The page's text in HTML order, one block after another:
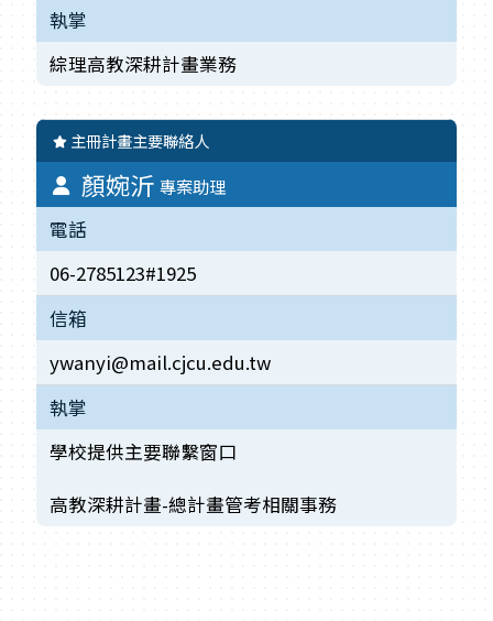
執掌
綜理高教深耕計畫業務
主冊計畫主要聯絡人
顏婉沂 專案助理
電話
06-2785123#1925
信箱
ywanyi@mail.cjcu.edu.tw
執掌
學校提供主要聯繫窗口
高教深耕計畫-總計畫管考相關事務